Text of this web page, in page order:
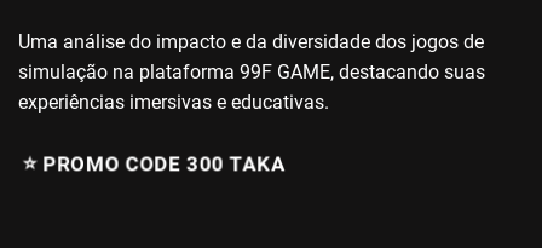
Uma análise do impacto e da diversidade dos jogos de
simulação na plataforma 99F GAME, destacando suas
experiências imersivas e educativas.
⭐️ PROMO CODE 300 TAKA